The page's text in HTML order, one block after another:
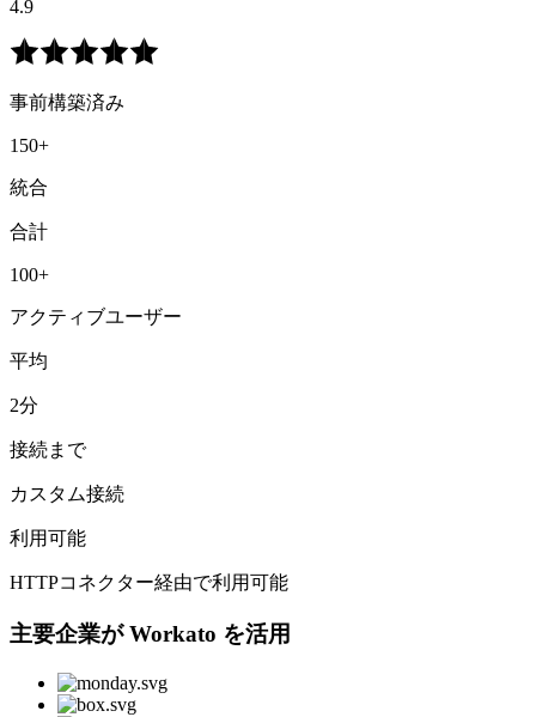
4.9
事前構築済み
150+
統合
合計
100+
アクティブユーザー
平均
2分
接続まで
カスタム接続
利用可能
HTTPコネクター経由で利用可能
主要企業が Workato を活用